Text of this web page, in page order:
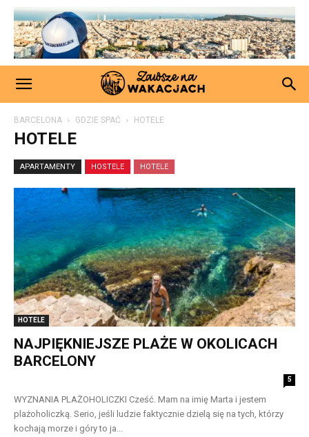
BARCELONA GDZIE SPAĆ HOTELE
HOTELE
APARTAMENTY HOSTELE HOTELE
HOTELE
NAJPIĘKNIEJSZE PLAŻE W OKOLICACH
BARCELONY
5
WYZNANIA PLAŻOHOLICZKI Cześć. Mam na imię Marta i jestem
plażoholiczką. Serio, jeśli ludzie faktycznie dzielą się na tych, którzy
kochają morze i góry to ja...